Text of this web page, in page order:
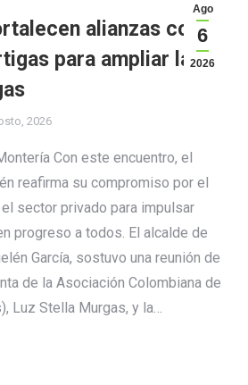
Ago
6
2026
alianzas con
para ampliar la
2026
Con este encuentro, el
reafirma su compromiso por el
sector privado para impulsar
progreso a todos. El alcalde de
García, sostuvo una reunión de
de la Asociación Colombiana de
Luz Stella Murgas, y la…